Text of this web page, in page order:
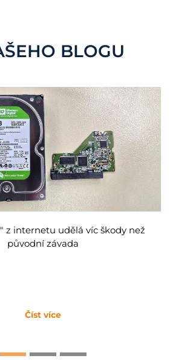
BLOGU
z internetu udělá víc škody než
původní závada
Číst více